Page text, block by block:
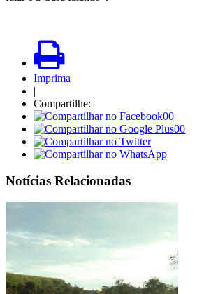
Imprima
|
Compartilhe:
00
00
Notícias Relacionadas